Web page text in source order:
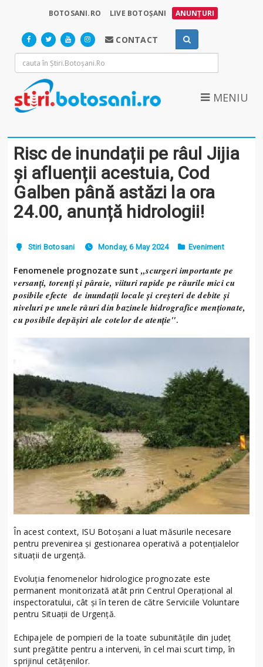
BOTOSANI.RO LIVE BOTOȘANI ANUNȚURI
CONTACT
MENIU
Risc de inundații pe râul Jijia
și afluenții acestuia, Cod
Galben până astăzi la ora
24.00, anunță hidrologii!
Stiri Botosani Monday, 6 May 2024 Eveniment
Fenomenele prognozate sunt„scurgeri importante pe
versanţi, torenţi şi pâraie, viituri rapide pe râurile mici cu
posibile efecte de inundaţii locale și creșteri de debite și
niveluri pe unele râuri din bazinele hidrografice menționate,
cu posibile depășiri ale cotelor de atenție".
În acest context, ISU Botoșani a luat măsurile necesare
pentru prevenirea și gestionarea operativă a potențialelor
situații de urgență.
Evoluţia fenomenelor hidrologice prognozate este
permanent monitorizată atât prin Centrul Operaţional al
inspectoratului, cât și în teren de către Serviciile Voluntare
pentru Situații de Urgență.
Echipajele de pompieri de la toate subunitățile din județ
sunt pregătite pentru a interveni, în cel mai scurt timp, în
sprijinul cetățenilor.